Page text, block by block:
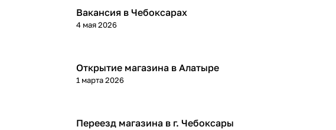
Вакансия в Чебоксарах
4 мая 2026
Открытие магазина в Алатыре
1 марта 2026
Переезд магазина в г. Чебоксары